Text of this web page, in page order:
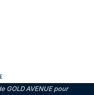
GOLD AVENUE pour